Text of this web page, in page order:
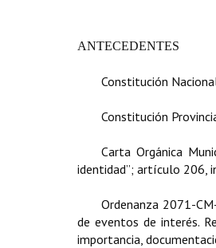
ANTECEDENTES
Constitución
Constitución
Carta Orgánica
identidad”; artículo 206,
Ordenanza 2071-
de eventos de interés.
importancia,